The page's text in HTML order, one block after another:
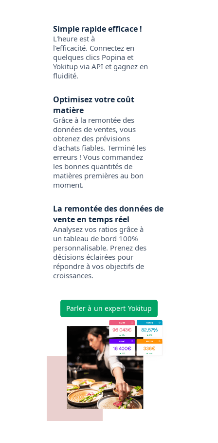
Simple rapide efficace !
L'heure est à
l'efficacité. Connectez en
quelques clics Popina et
Yokitup via API et gagnez en
fluidité.
Optimisez votre coût
matière
Grâce à la remontée des
données de ventes, vous
obtenez des prévisions
d'achats fiables. Terminé les
erreurs ! Vous commandez
les bonnes quantités de
matières premières au bon
moment.
La remontée des données de
vente en temps réel
Analysez vos ratios grâce à
un tableau de bord 100%
personnalisable. Prenez des
décisions éclairées pour
répondre à vos objectifs de
croissances.
Parler à un expert Yokitup